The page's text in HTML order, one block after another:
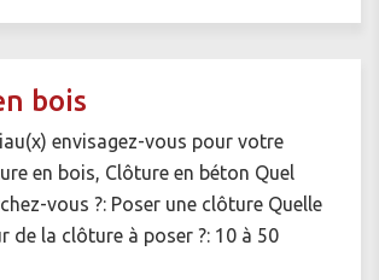
bois
envisagez-vous pour votre
en bois, Clôture en béton Quel
vous ?: Poser une clôture Quelle
de la clôture à poser ?: 10 à 50